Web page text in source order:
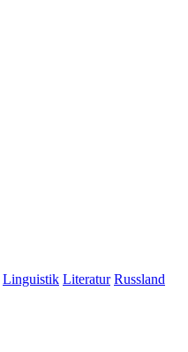
Linguistik Literatur Russland